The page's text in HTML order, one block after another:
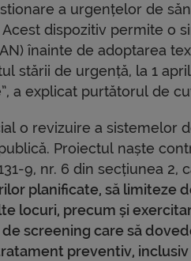
a urgențelor de
dispozitiv permite o
înainte de adoptarea
stării de urgență, la 1
a explicat purtătorul de
o revizuire a sistemelor
Proiectul naște
9, nr. 6 din secțiunea 2,
planificate, să limiteze
locuri, precum și
screening care să
preventiv,